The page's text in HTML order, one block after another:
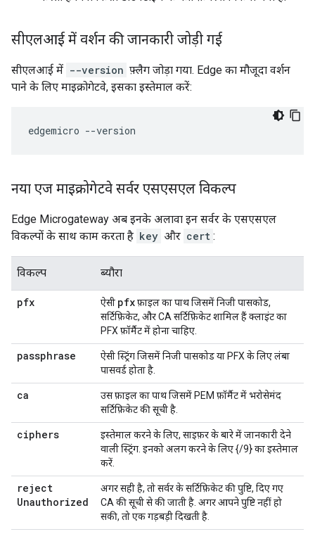
सीएलआई में वर्शन की जानकारी जोड़ी गई
सीएलआई में --version फ़्लैग जोड़ा गया. Edge का मौजूदा वर्शन
पाने के लिए माइक्रोगेटवे, इसका इस्तेमाल करें:
edgemicro --version
नया एज माइक्रोगेटवे सर्वर एसएसएल विकल्प
Edge Microgateway अब इनके अलावा इन सर्वर के एसएसएल
विकल्पों के साथ काम करता है key और cert :
विकल्प ब्यौरा
pfx ऐसी pfxफ़ाइल का पाथ जिसमें निजी पासकोड,
सर्टिफ़िकेट, और CA सर्टिफ़िकेट शामिल हैं क्लाइंट का
PFX फ़ॉर्मैट में होना चाहिए.
passphrase
ऐसी स्ट्रिंग जिसमें निजी पासकोड या PFX के लिए लंबा
पासवर्ड होता है.
ca
उस फ़ाइल का पाथ जिसमें PEM फ़ॉर्मैट में भरोसेमंद
सर्टिफ़िकेट की सूची है.
ciphers
इस्तेमाल करने के लिए, साइफ़र के बारे में जानकारी देने
वाली स्ट्रिंग. इनको अलग करने के लिए {/9} का इस्तेमाल
करें.
reject
Unauthorized
अगर सही है, तो सर्वर के सर्टिफ़िकेट की पुष्टि, दिए गए
CA की सूची से की जाती है. अगर आपने पुष्टि नहीं हो
सकी, तो एक गड़बड़ी दिखती है.